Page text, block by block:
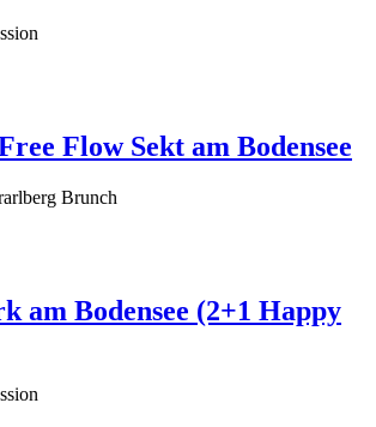
Flow Sekt am Bodensee
Brunch
am Bodensee (2+1 Happy